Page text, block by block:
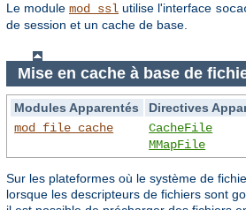
Le module mod_ssl utilise l'interface
de session et un cache de base.
Mise en cache à base de
Modules Apparentés
Directives
mod_file_cache
CacheFile
MMapFile
Sur les plateformes où le système de
lorsque les descripteurs de fichiers sont